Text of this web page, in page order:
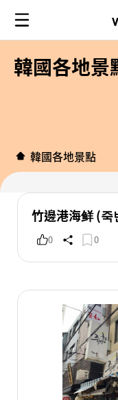
韓國各地景
韓國各地景點
竹邊港海鲜 (죽
0 0